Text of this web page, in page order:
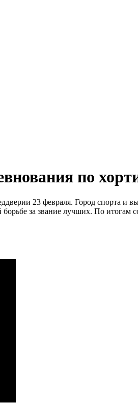
по
23 февраля. Город спорта и
за звание лучших. По итогам